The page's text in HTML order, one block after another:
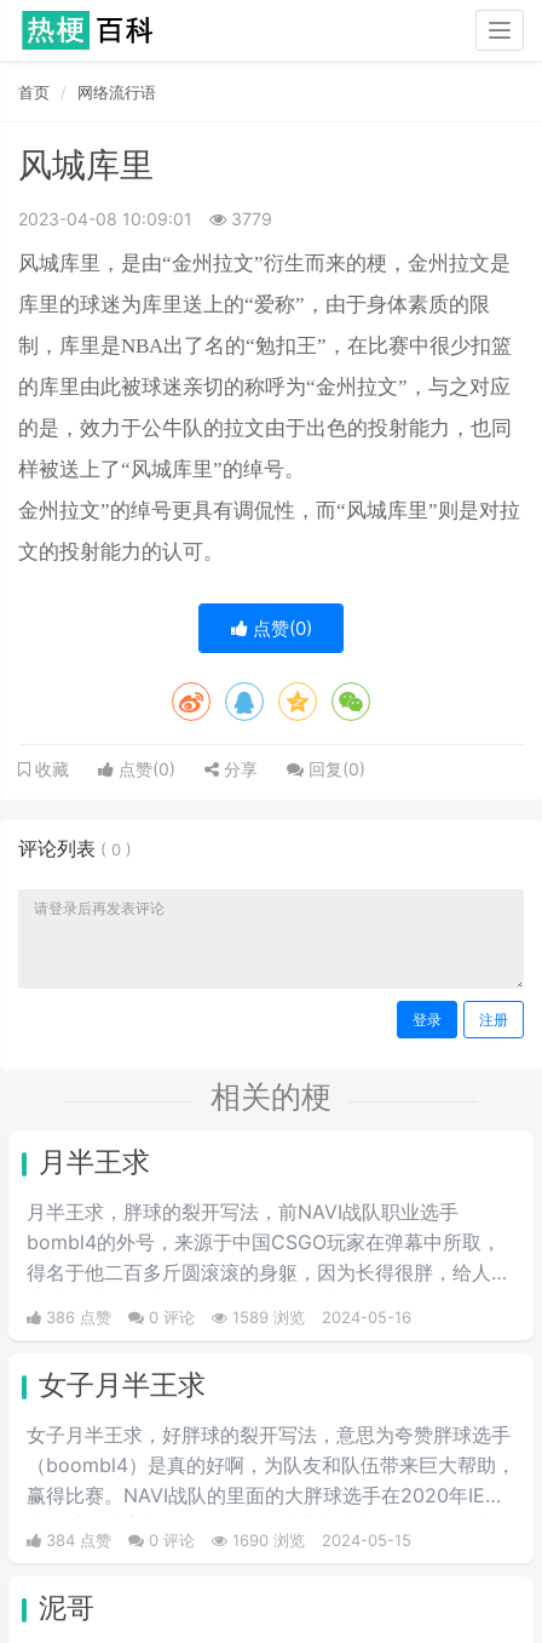
首页 网络流行语
风城库里
2023-04-08 10:09:01 3779
风城库里，是由“金州拉文”衍生而来的梗，金州拉文是
库里的球迷为库里送上的“爱称”，由于身体素质的限
制，库里是NBA出了名的“勉扣王”，在比赛中很少扣篮
的库里由此被球迷亲切的称呼为“金州拉文”，与之对应
的是，效力于公牛队的拉文由于出色的投射能力，也同
样被送上了“风城库里”的绰号。
金州拉文”的绰号更具有调侃性，而“风城库里”则是对拉
文的投射能力的认可。
点赞(0)
收藏 点赞(0) 分享 回复(0)
评论列表 ( 0 )
登录 注册
相关的梗
月半王求
月半王求，胖球的裂开写法，前NAVI战队职业选手
bombl4的外号，来源于中国CSGO玩家在弹幕中所取，
得名于他二百多斤圆滚滚的身躯，因为长得很胖，给人圆
386 点赞 0 评论 1589 浏览 2024-05-16
女子月半王求
女子月半王求，好胖球的裂开写法，意思为夸赞胖球选手
（boombl4）是真的好啊，为队友和队伍带来巨大帮助，
赢得比赛。NAVI战队的里面的大胖球选手在2020年IEM
卡托维兹比赛中超级发挥，在决赛中直接化身邪恶胖球，
带领NAVI战队战胜A队和G2，夺得冠军。
384 点赞 0 评论 1690 浏览 2024-05-15
泥哥